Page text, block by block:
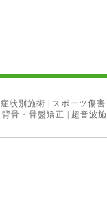
症状別施術 スポーツ傷害
背骨・骨盤矯正
超音波